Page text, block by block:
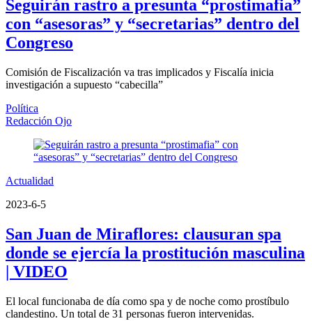
Seguirán rastro a presunta “prostimafia”
con “asesoras” y “secretarias” dentro del
Congreso
Comisión de Fiscalización va tras implicados y Fiscalía inicia
investigación a supuesto “cabecilla”
Política
Redacción Ojo
Actualidad
2023-6-5
San Juan de Miraflores: clausuran spa
donde se ejercía la prostitución masculina
| VIDEO
El local funcionaba de día como spa y de noche como prostíbulo
clandestino. Un total de 31 personas fueron intervenidas.